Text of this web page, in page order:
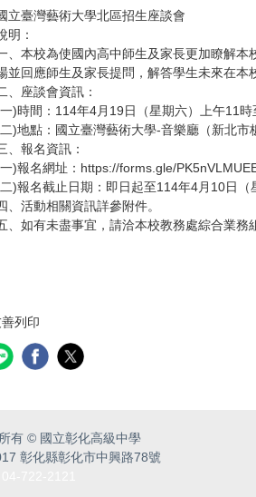
立臺灣藝術大學北區招生座談會
明：
、本校為使國內高中師生及家長更加瞭解
並回應師生及家長提問，解答學生未來在本
、座談會資訊：
)時間：114年4月19日（星期六）上午11時
)地點：國立臺灣藝術大學-音樂廳（新北市
、報名資訊：
)報名網址：https://forms.gle/
)報名截止日期：即日起至114年4月10日（
、活動相關資訊詳參附件。
、如有未盡事宜，請洽本校教務處綜合業務
列印
有 © 國立彰化高級中學
彰化縣彰化市中興路78號